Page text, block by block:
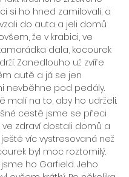
si ho hned zamilovali, a
do auta a jeli domů.
že v krabici, ve
dala, kocourek
Zanedlouho už zvíře
autě a já se jen
nevběhne pod pedály.
malí na to, aby ho udrželi.
cestě jsme se přeci
zdraví dostali domů a
víc vystresovaná než
byl moc roztomilý.
ho Garfield. Jeho